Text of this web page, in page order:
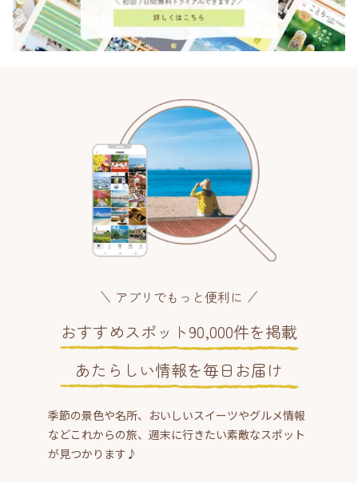
アプリでもっと便利に
おすすめスポット90,000件を掲載
あたらしい情報を毎日お届け
季節の景色や名所、おいしいスイーツやグルメ情報
などこれからの旅、週末に行きたい素敵なスポット
が見つかります♪